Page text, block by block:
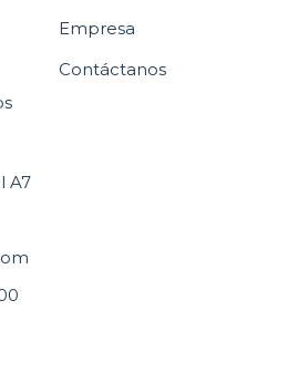
A7
Empresa
Contáctanos